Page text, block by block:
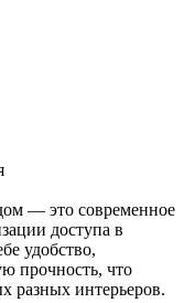
— это современное
доступа в
удобство,
прочность, что
разных интерьеров.